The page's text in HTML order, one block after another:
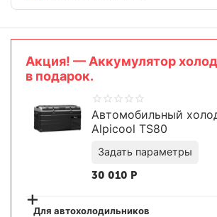
Aкция! — Аккумулятор
в подарок.
Автомобильный
Alpicool TS80
30 010 Р
+Для автохолодильников